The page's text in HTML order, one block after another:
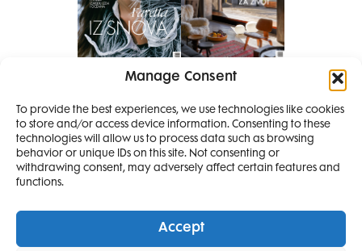
Manage Consent
To provide the best experiences, we use technologies like cookies
to store and/or access device information. Consenting to these
technologies will allow us to process data such as browsing
behavior or unique IDs on this site. Not consenting or
withdrawing consent, may adversely affect certain features and
functions.
Accept
Pretplati se na časopis
PRETPLATITE SE